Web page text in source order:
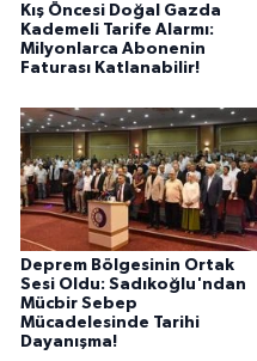
Kış Öncesi Doğal Gazda
Kademeli Tarife Alarmı:
Milyonlarca Abonenin
Faturası Katlanabilir!
Deprem Bölgesinin Ortak
Sesi Oldu: Sadıkoğlu'ndan
Mücbir Sebep
Mücadelesinde Tarihi
Dayanışma!